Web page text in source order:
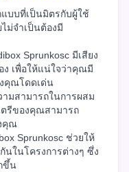
บบที่เป็นมิตรกับผู้ใช้
ม่จำเป็นต้องมี
Sprunkosc มีเสียง
ง เพื่อให้แน่ใจว่าคุณมี
คุณโดดเด่น
ามสามารถในการผสม
ตรีของคุณสามารถ
คุณ
Sprunkosc ช่วยให้
ในโครงการต่างๆ ซึ่ง
ขึ้น